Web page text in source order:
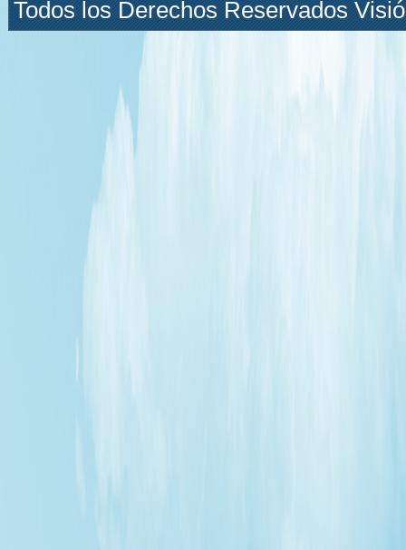
Todos los Derechos Reservados